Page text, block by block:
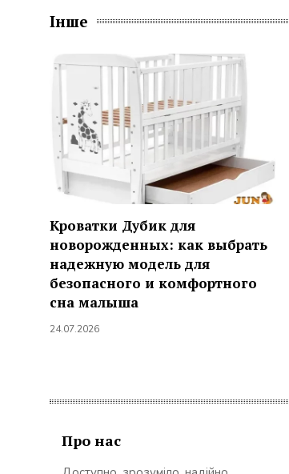
Інше
Кроватки Дубик для
новорожденных: как выбрать
надежную модель для
безопасного и комфортного
сна малыша
24.07.2026
Про нас